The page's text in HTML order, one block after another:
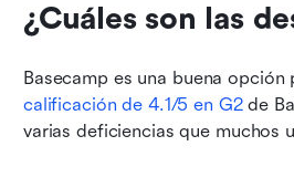
¿Cuáles son las
calificación de 4.1/5 en G2 de
varias deficiencias que muchos